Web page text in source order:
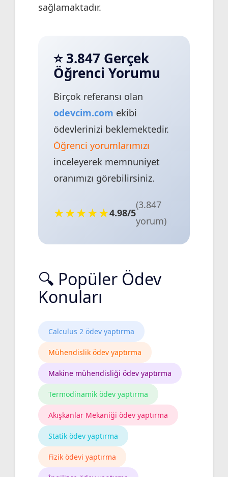
sağlamaktadır.
⭐ 3.847 Gerçek
Öğrenci Yorumu
Birçok referansı olan
odevcim.com ekibi
ödevlerinizi beklemektedir.
Öğrenci yorumlarımızı
inceleyerek memnuniyet
oranımızı görebilirsiniz.
★★★★★4.98/5
(3.847
yorum)
🔍 Popüler Ödev
Konuları
Calculus 2 ödev yaptırma
Mühendislik ödev yaptırma
Makine mühendisliği ödev yaptırma
Termodinamik ödev yaptırma
Akışkanlar Mekaniği ödev yaptırma
Statik ödev yaptırma
Fizik ödevi yaptırma